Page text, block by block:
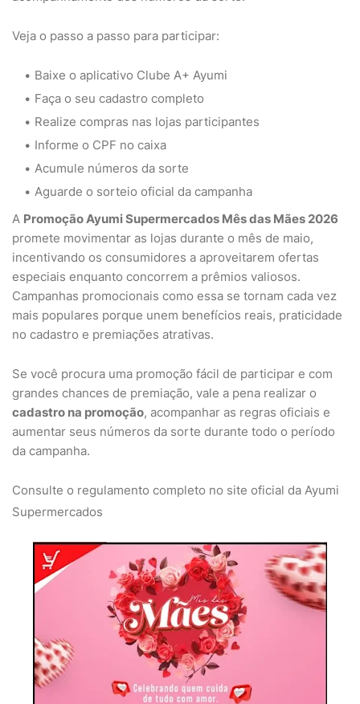
Veja o passo a passo para participar:
Baixe o aplicativo Clube A+ Ayumi
Faça o seu cadastro completo
Realize compras nas lojas participantes
Informe o CPF no caixa
Acumule números da sorte
Aguarde o sorteio oficial da campanha
A Promoção Ayumi Supermercados Mês das Mães 2026
promete movimentar as lojas durante o mês de maio,
incentivando os consumidores a aproveitarem ofertas
especiais enquanto concorrem a prêmios valiosos.
Campanhas promocionais como essa se tornam cada vez
mais populares porque unem benefícios reais, praticidade
no cadastro e premiações atrativas.
Se você procura uma promoção fácil de participar e com
grandes chances de premiação, vale a pena realizar o
cadastro na promoção, acompanhar as regras oficiais e
aumentar seus números da sorte durante todo o período
da campanha.
Consulte o regulamento completo no site oficial da Ayumi
Supermercados